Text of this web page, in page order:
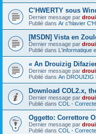
C’HWERTY sous
Dernier message par
Publié dans Ar c'hlavier
[MSDN] Vista en
Dernier message par
Publié dans L'informatique
« An Drouizig
Dernier message par
Publié dans An DROUIZIG
Download COL2.x,
Dernier message par
Publié dans COL -
Oggetto: Correttore
Dernier message par
Publié dans COL -